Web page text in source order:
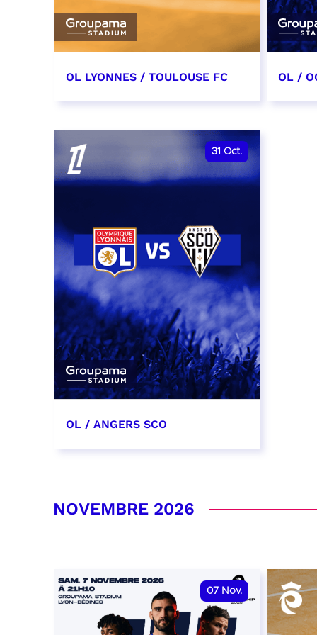
OL LYONNES / TOULOUSE FC
date et heure à confirmer
RÉSERVER
OL /
31 Oct.
OL / ANGERS SCO
RÉSERVER
NOVEMBRE 2026
07 Nov.